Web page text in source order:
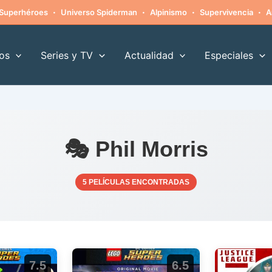
· Universo Spiderman · Alpinismo · Supervivencia ·
Series y TV Actualidad Especiales
🎭 Phil Morris
5 PELÍCULAS ENCONTRADAS
7.5 6.5